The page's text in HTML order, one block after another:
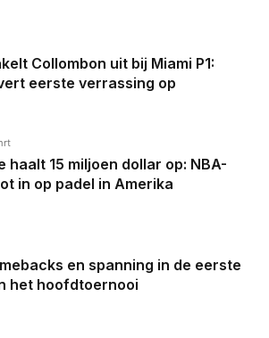
Collombon uit bij Miami P1:
eerste verrassing op
haalt 15 miljoen dollar op: NBA-
in op padel in Amerika
en spanning in de eerste
het hoofdtoernooi